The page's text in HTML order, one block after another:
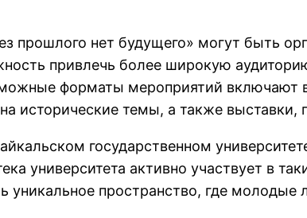
прошлого нет будущего» могут быть
привлечь более широкую
форматы мероприятий включают
на исторические темы, а также
государственном
университета активно участвует в
уникальное пространство, где